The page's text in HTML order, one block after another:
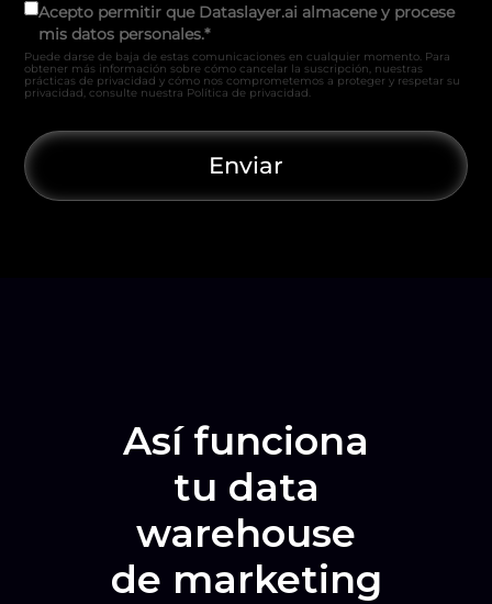
Acepto permitir que Dataslayer.ai almacene y procese
mis datos personales.*
Puede darse de baja de estas comunicaciones en cualquier momento. Para
obtener más información sobre cómo cancelar la suscripción, nuestras
prácticas de privacidad y cómo nos comprometemos a proteger y respetar su
privacidad, consulte nuestra Política de privacidad.
Enviar
Así funciona
tu data
warehouse
de marketing